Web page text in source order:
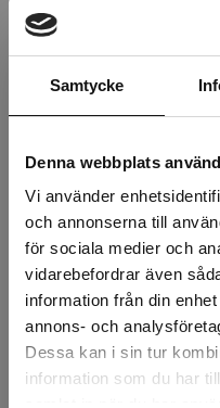
Samtycke
Denna webbplats
Vi använder
och annonserna till
för sociala medier och
vidarebefordrar även
information från din
annons- och
Dessa kan i sin tur
information som du har
Lagerstatus
Rotebro
Uppsala
Beskrivning
Recensioner
Om tillverkaren